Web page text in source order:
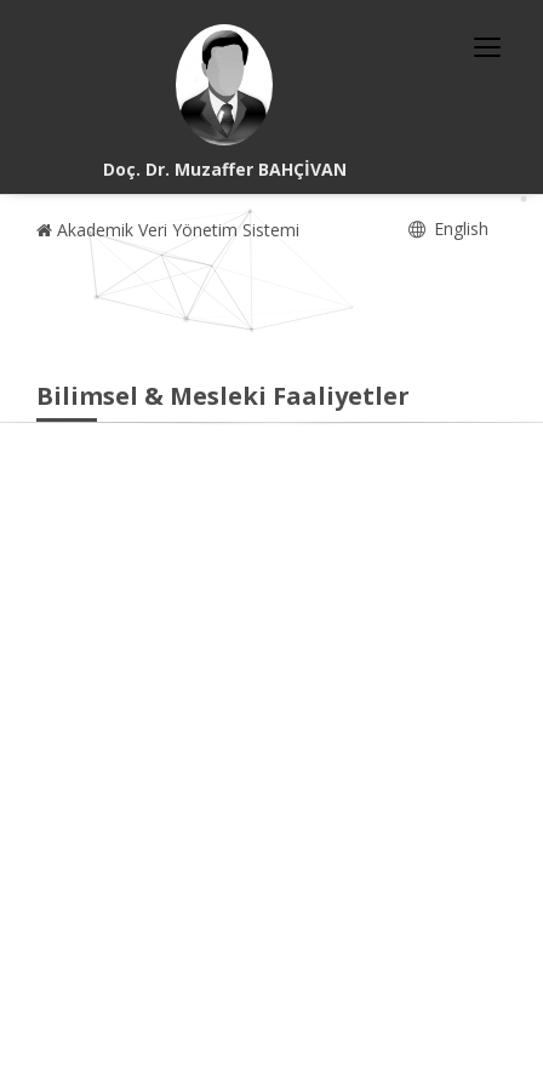
Doç. Dr. Muzaffer BAHÇİVAN
Akademik Veri Yönetim Sistemi English
Bilimsel & Mesleki Faaliyetler